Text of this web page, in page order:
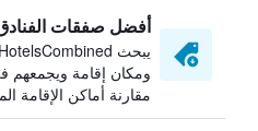
أفضل صفقات
ومكان إقامة
مقارنة أماكن الإقامة